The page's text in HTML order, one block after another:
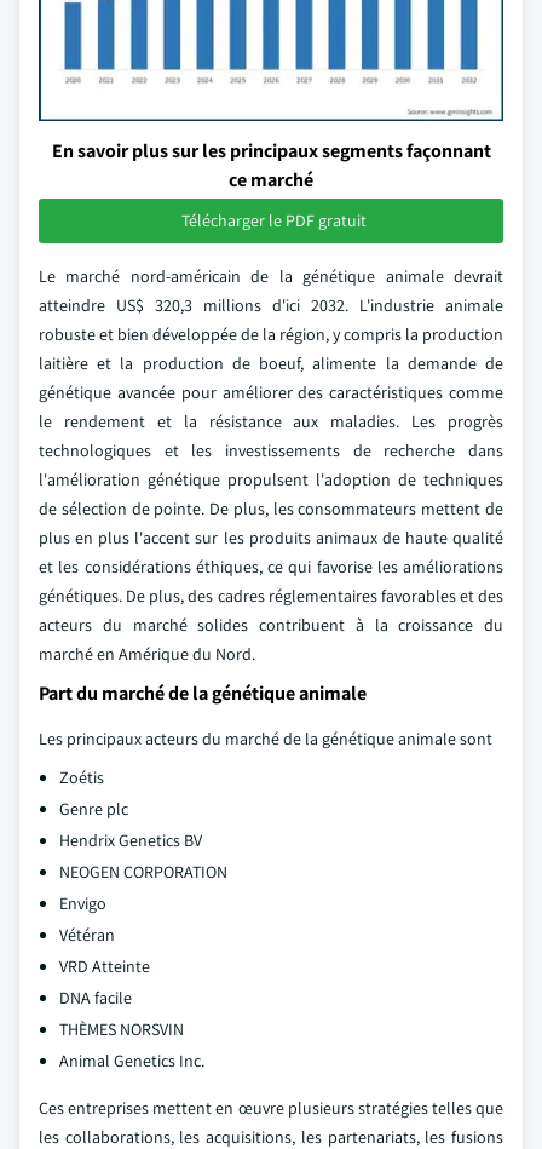
En savoir plus sur les principaux segments façonnant
ce marché
Télécharger le PDF gratuit
Le marché nord-américain de la génétique animale devrait
atteindre US$ 320,3 millions d'ici 2032. L'industrie animale
robuste et bien développée de la région, y compris la production
laitière et la production de boeuf, alimente la demande de
génétique avancée pour améliorer des caractéristiques comme
le rendement et la résistance aux maladies. Les progrès
technologiques et les investissements de recherche dans
l'amélioration génétique propulsent l'adoption de techniques
de sélection de pointe. De plus, les consommateurs mettent de
plus en plus l'accent sur les produits animaux de haute qualité
et les considérations éthiques, ce qui favorise les améliorations
génétiques. De plus, des cadres réglementaires favorables et des
acteurs du marché solides contribuent à la croissance du
marché en Amérique du Nord.
Part du marché de la génétique animale
Les principaux acteurs du marché de la génétique animale sont
Zoétis
Genre plc
Hendrix Genetics BV
NEOGEN CORPORATION
Envigo
Vétéran
VRD Atteinte
DNA facile
THÈMES NORSVIN
Animal Genetics Inc.
Ces entreprises mettent en œuvre plusieurs stratégies telles que
les collaborations, les acquisitions, les partenariats, les fusions